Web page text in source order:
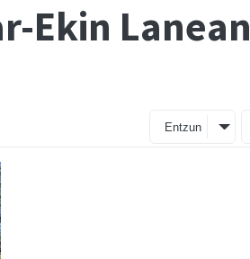
Ekin Lanean
Entzun